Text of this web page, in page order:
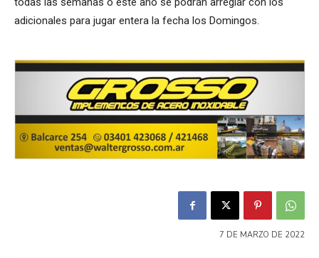
adicionales para jugar entera la fecha los Domingos.
7 DE MARZO DE 2022